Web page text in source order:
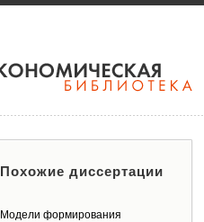
Похожие диссертации
Модели формирования